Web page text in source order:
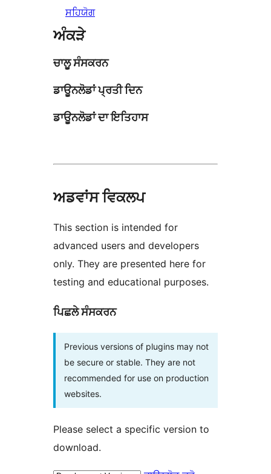
ਸਹਿਯੋਗ
ਅੰਕੜੇ
ਚਾਲੂ ਸੰਸਕਰਨ
ਡਾਊਨਲੋਡਾਂ ਪ੍ਰਤੀ ਦਿਨ
ਡਾਊਨਲੋਡਾਂ ਦਾ ਇਤਿਹਾਸ
ਅਡਵਾਂਸ ਵਿਕਲਪ
This section is intended for
advanced users and developers
only. They are presented here for
testing and educational purposes.
ਪਿਛਲੇ ਸੰਸਕਰਨ
Previous versions of plugins may not
be secure or stable. They are not
recommended for use on production
websites.
Please select a specific version to
download.